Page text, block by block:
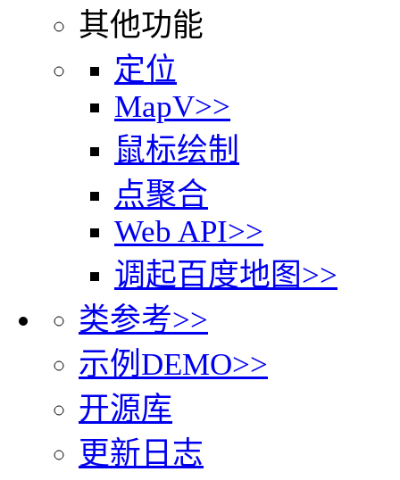
其他功能
定位
MapV>>
鼠标绘制
点聚合
Web API>>
调起百度地图>>
类参考>>
示例DEMO>>
开源库
更新日志